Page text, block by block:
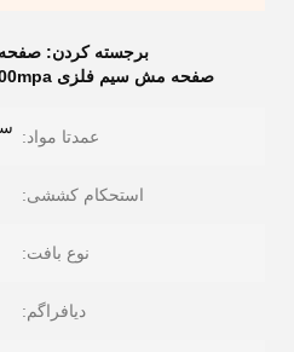
برجسته کردن: صفحه
صفحه مش سیم فلزی 1800mpa
عمدتا مواد:
استحکام کششی:
نوع بافت:
دیافراگم: